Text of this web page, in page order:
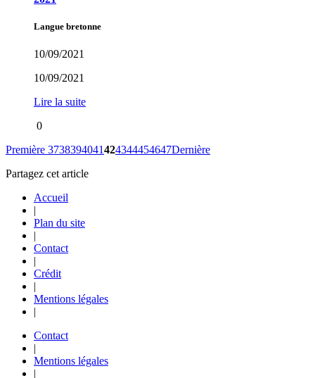
Langue bretonne
10/09/2021
10/09/2021
Lire la suite
0
Première 3738394041424344454647Dernière
Partagez cet article
Accueil
|
Plan du site
|
Contact
|
Crédit
|
Mentions légales
|
Contact
|
Mentions légales
|